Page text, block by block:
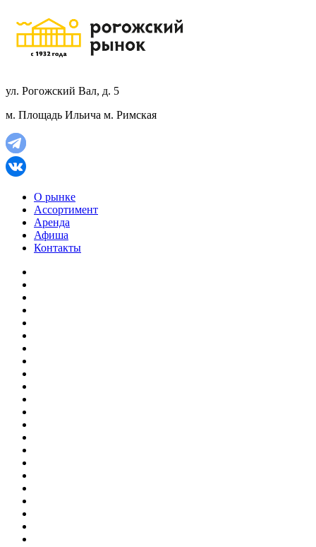
ул. Рогожский Вал, д. 5
м. Площадь Ильича м. Римская
О рынке
Ассортимент
Аренда
Афиша
Контакты